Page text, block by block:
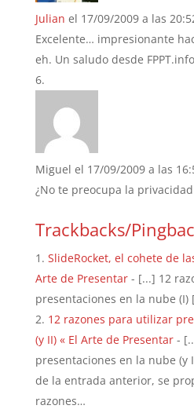
Julian el 17/09/2009 a las
Excelente… impresionante
eh. Un saludo desde FPPT.info
Miguel el 17/09/2009 a las
¿No te preocupa la
Trackbacks/
SlideRocket, el cohete de
Arte de Presentar- [...] 12
presentaciones en la nube (I)
12 razones para utilizar
(y II) « El Arte de Presentar-
presentaciones en la nube (y
de la entrada anterior, se
razones…